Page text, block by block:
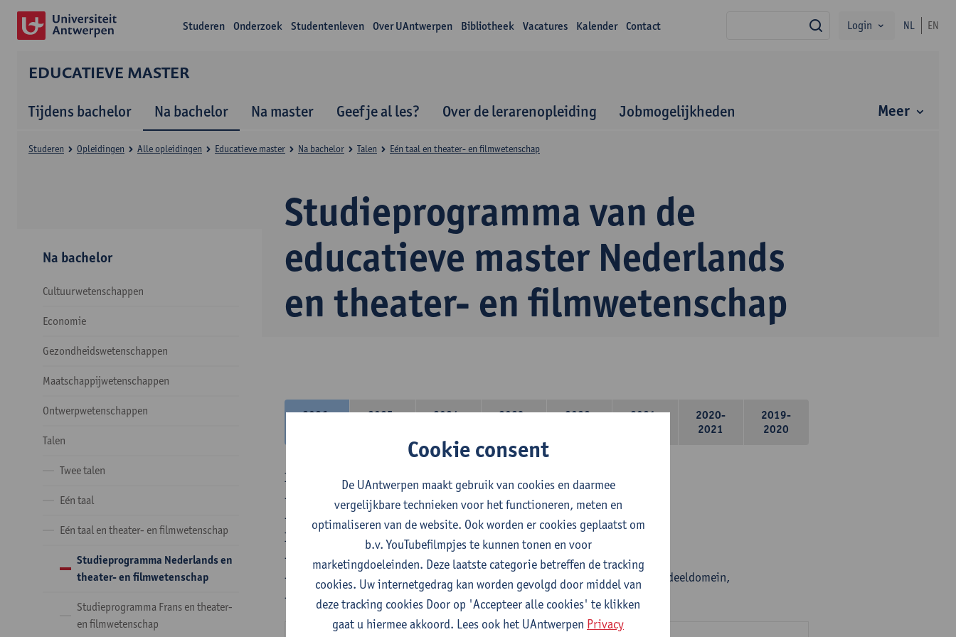
Studeren Onderzoek Studentenleven Over UAntwerpen Bibliotheek Vacatures Kalender Contact zoekLogin NL EN
EDUCATIEVE MASTER
Tijdens bachelor Na bachelor Na master Geef je al les? Over de lerarenopleiding Jobmogelijkheden Meer
Studieprogramma van de
educatieve master Nederlands
en theater- en filmwetenschap
Studeren Opleidingen Alle opleidingen Educatieve master Na bachelor Talen Eén taal en theater- en filmwetenschap
Na bachelor
Cultuurwetenschappen
Economie
Gezondheidswetenschappen
Maatschappijwetenschappen
Ontwerpwetenschappen
Talen
Twee talen
Eén taal
Eén taal en theater- en filmwetenschap
Studieprogramma Nederlands en
theater- en filmwetenschap
Studieprogramma Frans en theater-
en filmwetenschap
2026-
2025-
2024-
2023-
2022-
2021-
2020-
2021
2019-
2020
In de lerarencomponent heb je volgende keuze :
- Optie A : je kiest twee vakdidactieken
- Optie B: je kiest één vakdidactiek en een profilering
In de domeincomponent neem je 60 studiepunten op:
- 1 verplicht algemeen opleidingsonderdeel van 6 studiepunten,
- 24 of 30 studiepunten Nederlands en telkens minimum 6 studiepunten per deeldomein,
- 24 of 30 studiepunten theater- en filmwetenschap.
Cookie consent
De UAntwerpen maakt gebruik van cookies en daarmee
vergelijkbare technieken voor het functioneren, meten en
optimaliseren van de website. Ook worden er cookies geplaatst om
b.v. YouTubefilmpjes te kunnen tonen en voor
marketingdoeleinden. Deze laatste categorie betreffen de tracking
cookies. Uw internetgedrag kan worden gevolgd door middel van
deze tracking cookies Door op 'Accepteer alle cookies' te klikken
gaat u hiermee akkoord. Lees ook het UAntwerpen Privacy